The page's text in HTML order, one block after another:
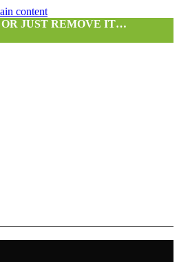
content
JUST REMOVE IT…